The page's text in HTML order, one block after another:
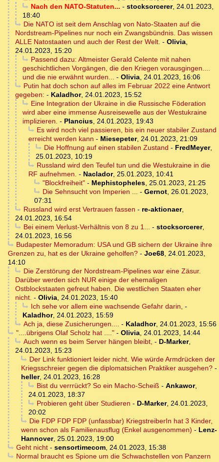
Nach den NATO-Statuten... - stocksorcerer, 24.01.2023,
18:40
Die NATO ist seit dem Anschlag von Nato-Staaten auf die
Nordstream-Pipelines nur noch ein Zwangsbündnis. Das wissen
ALLE Natostaaten und auch der Rest der Welt. - Olivia,
24.01.2023, 15:20
Passend dazu: Altmeister Gerald Celente mit nahen
geschichtlichen Vorgängen, die den Kriegen vorausgingen....
und die nie erwähnt wurden... - Olivia, 24.01.2023, 16:06
Putin hat doch schon auf alles im Februar 2022 eine Antwort
gegeben: - Kaladhor, 24.01.2023, 15:52
Eine Integration der Ukraine in die Russische Föderation
wird aber eine immense Ausreisewelle aus der Westukraine
implizieren. - Plancius, 24.01.2023, 19:43
Es wird noch viel passieren, bis ein neuer stabiler Zustand
erreicht werden kann - Miesepeter, 24.01.2023, 21:09
Die Hoffnung auf einen stabilen Zustand - FredMeyer,
25.01.2023, 10:19
Russland wird den Teufel tun und die Westukraine in die
RF aufnehmen. - Naclador, 25.01.2023, 10:41
"Blockfreiheit"- Mephistopheles, 25.01.2023, 21:25
Die Sehnsucht von Imperien ... - Gernot, 26.01.2023,
07:31
Russland wird erst Vertrauen fassen - re-aktionaer,
24.01.2023, 16:54
Bei einem Verlust-Verhältnis von 8 zu 1... - stocksorcerer,
24.01.2023, 16:56
Budapester Memoradum: USA und GB sichern der Ukraine ihre
Grenzen zu, hat es der Ukraine geholfen? - Joe68, 24.01.2023,
14:10
Die Zerstörung der Nordstream-Pipelines war eine Zäsur.
Darüber werden sich NUR einige der ehemaligen
Ostblockstaaten gefreut haben. Die westlichen Staaten eher
nicht. - Olivia, 24.01.2023, 15:40
Ich sehe vor allem eine wachsende Gefahr darin, -
Kaladhor, 24.01.2023, 15:59
Ach ja, diese Zusicherungen.... - Kaladhor, 24.01.2023, 15:56
"....übrigens Olaf Scholz hat ...."- Olivia, 24.01.2023, 14:44
Auch wenn es beim Server hängen bleibt, - D-Marker,
24.01.2023, 15:23
Der Link funktioniert leider nicht. Wie würde Armdrücken der
Kriegsschreier gegen die diplomatsichen Praktiker ausgehen? -
heller, 24.01.2023, 16:28
Bist du verrrückt? So ein Macho-Scheiß - Ankawor,
24.01.2023, 18:37
Probieren geht über Studieren - D-Marker, 24.01.2023,
20:02
Die FDP FDP FDP (unfassbar) KriegstreiberIn hat 3 Kinder,
wenn schon als Familienausflug (Enkel ausgenommen) - Lenz-
Hannover, 25.01.2023, 19:00
Geht nicht- sensortimecom, 24.01.2023, 15:38
Normal braucht es Spione um die Schwachstellen von Panzern